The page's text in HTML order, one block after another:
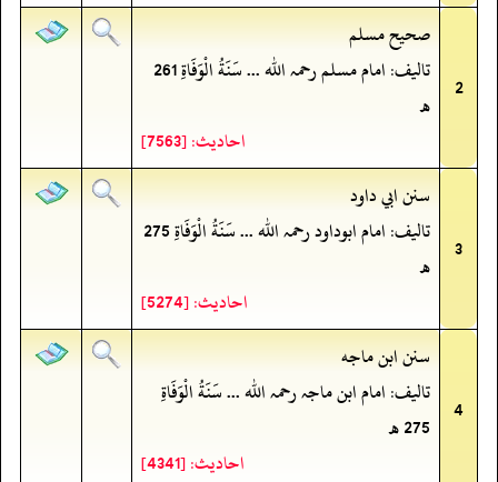
2
صحيح مسلم
تالیف: امام مسلم رحمہ اللہ ... سَنَةُ الْوَفَاةِ 261
ھ
احادیث: [7563]
3
سنن ابي داود
تالیف: امام ابوداود رحمہ اللہ ... سَنَةُ الْوَفَاةِ 275
ھ
احادیث: [5274]
4
سنن ابن ماجه
تالیف: امام ابن ماجہ رحمہ اللہ ... سَنَةُ الْوَفَاةِ
275 ھ
احادیث: [4341]